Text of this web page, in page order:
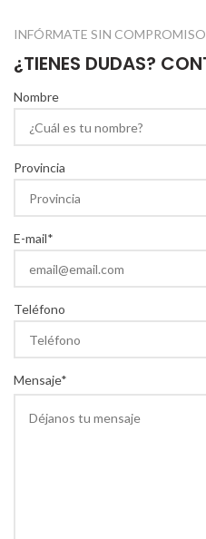
INFÓRMATE SIN COMPROMISO
¿TIENES DUDAS?
Nombre
Provincia
E-mail*
Teléfono
Mensaje*